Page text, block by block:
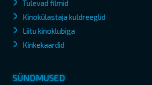
Tulevad filmid
Kinokülastaja kuldreeglid
Liitu kinoklubiga
Kinkekaardid
SÜNDMUSED